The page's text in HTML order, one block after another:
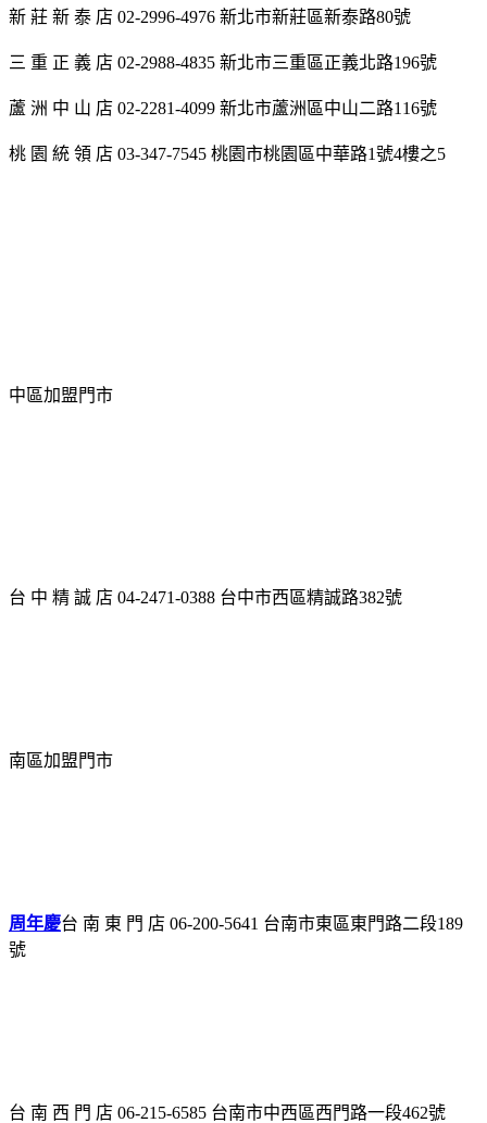
新 莊 新 泰 店 02-2996-4976 新北市新莊區新泰路80號
三 重 正 義 店 02-2988-4835 新北市三重區正義北路196號
蘆 洲 中 山 店 02-2281-4099 新北市蘆洲區中山二路116號
桃 園 統 領 店 03-347-7545 桃園市桃園區中華路1號4樓之5
中區加盟門市
台 中 精 誠 店 04-2471-0388 台中市西區精誠路382號
南區加盟門市
周年慶台 南 東 門 店 06-200-5641 台南市東區東門路二段189
號
台 南 西 門 店 06-215-6585 台南市中西區西門路一段462號